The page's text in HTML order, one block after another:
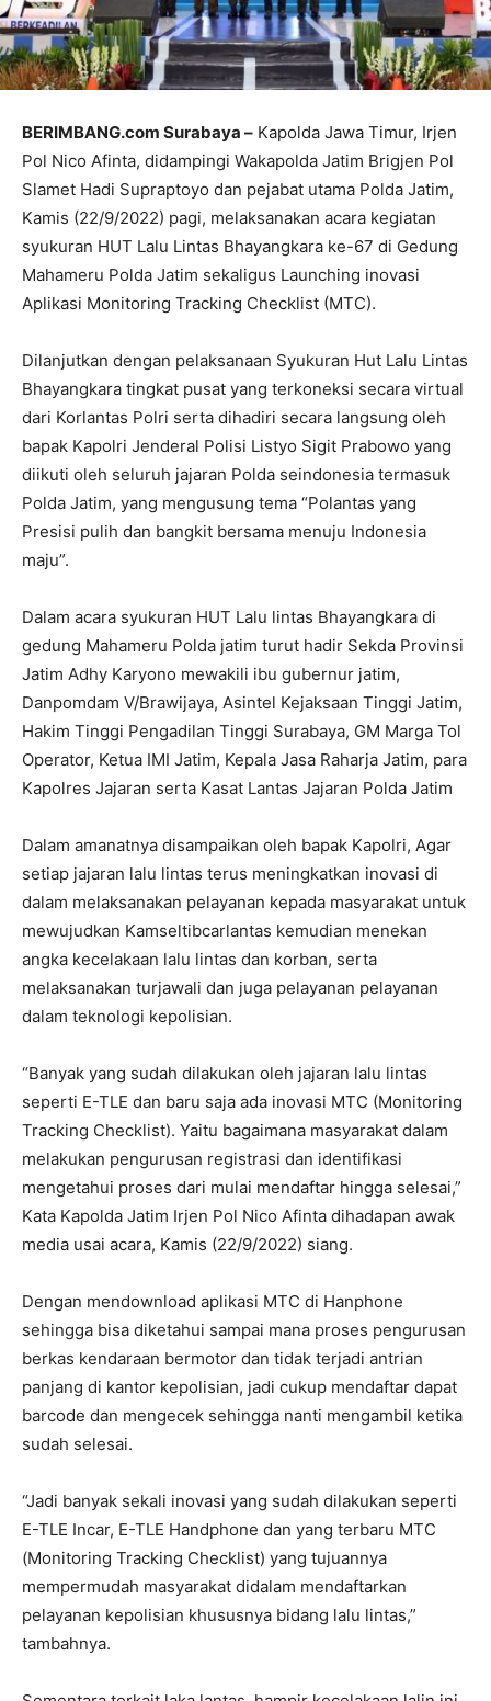
BERIMBANG.com Surabaya – Kapolda Jawa Timur, Irjen
Pol Nico Afinta, didampingi Wakapolda Jatim Brigjen Pol
Slamet Hadi Supraptoyo dan pejabat utama Polda Jatim,
Kamis (22/9/2022) pagi, melaksanakan acara kegiatan
syukuran HUT Lalu Lintas Bhayangkara ke-67 di Gedung
Mahameru Polda Jatim sekaligus Launching inovasi
Aplikasi Monitoring Tracking Checklist (MTC).
Dilanjutkan dengan pelaksanaan Syukuran Hut Lalu Lintas
Bhayangkara tingkat pusat yang terkoneksi secara virtual
dari Korlantas Polri serta dihadiri secara langsung oleh
bapak Kapolri Jenderal Polisi Listyo Sigit Prabowo yang
diikuti oleh seluruh jajaran Polda seindonesia termasuk
Polda Jatim, yang mengusung tema “Polantas yang
Presisi pulih dan bangkit bersama menuju Indonesia
maju”.
Dalam acara syukuran HUT Lalu lintas Bhayangkara di
gedung Mahameru Polda jatim turut hadir Sekda Provinsi
Jatim Adhy Karyono mewakili ibu gubernur jatim,
Danpomdam V/Brawijaya, Asintel Kejaksaan Tinggi Jatim,
Hakim Tinggi Pengadilan Tinggi Surabaya, GM Marga Tol
Operator, Ketua IMI Jatim, Kepala Jasa Raharja Jatim, para
Kapolres Jajaran serta Kasat Lantas Jajaran Polda Jatim
Dalam amanatnya disampaikan oleh bapak Kapolri, Agar
setiap jajaran lalu lintas terus meningkatkan inovasi di
dalam melaksanakan pelayanan kepada masyarakat untuk
mewujudkan Kamseltibcarlantas kemudian menekan
angka kecelakaan lalu lintas dan korban, serta
melaksanakan turjawali dan juga pelayanan pelayanan
dalam teknologi kepolisian.
“Banyak yang sudah dilakukan oleh jajaran lalu lintas
seperti E-TLE dan baru saja ada inovasi MTC (Monitoring
Tracking Checklist). Yaitu bagaimana masyarakat dalam
melakukan pengurusan registrasi dan identifikasi
mengetahui proses dari mulai mendaftar hingga selesai,”
Kata Kapolda Jatim Irjen Pol Nico Afinta dihadapan awak
media usai acara, Kamis (22/9/2022) siang.
Dengan mendownload aplikasi MTC di Hanphone
sehingga bisa diketahui sampai mana proses pengurusan
berkas kendaraan bermotor dan tidak terjadi antrian
panjang di kantor kepolisian, jadi cukup mendaftar dapat
barcode dan mengecek sehingga nanti mengambil ketika
sudah selesai.
“Jadi banyak sekali inovasi yang sudah dilakukan seperti
E-TLE Incar, E-TLE Handphone dan yang terbaru MTC
(Monitoring Tracking Checklist) yang tujuannya
mempermudah masyarakat didalam mendaftarkan
pelayanan kepolisian khususnya bidang lalu lintas,”
tambahnya.